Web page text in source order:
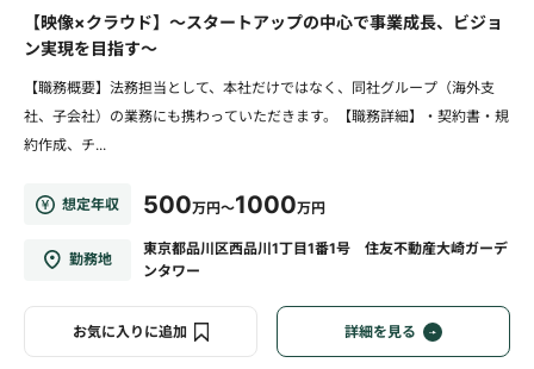
【映像×クラウド】～スタートアップの中心で事業成長、ビジョ
ン実現を目指す～
【職務概要】法務担当として、本社だけではなく、同社グループ（海外支
社、子会社）の業務にも携わっていただきます。【職務詳細】・契約書・規
約作成、チ...
想定年収 500万円～1000万円
勤務地
東京都品川区西品川1丁目1番1号 住友不動産大崎ガーデ
ンタワー
お気に入りに追加 詳細を見る